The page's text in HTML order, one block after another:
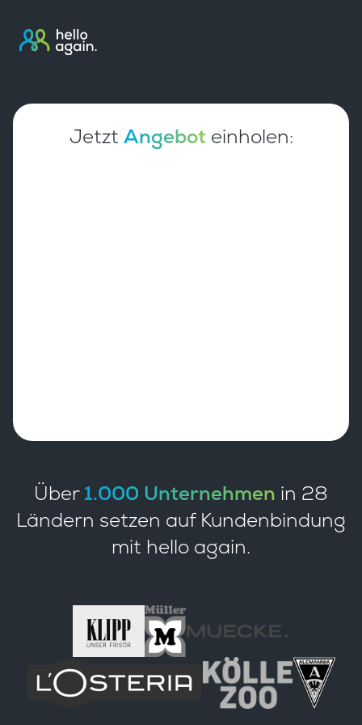
Über1.000 Unternehmen in 28
Ländern setzen auf Kundenbindung
mit hello again.
Jetzt Angeboteinholen: